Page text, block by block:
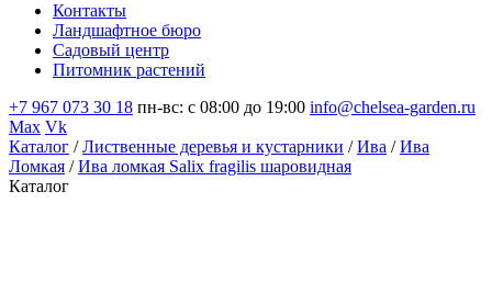
Контакты
Ландшафтное бюро
Садовый центр
Питомник растений
+7 967 073 30 18 пн-вс: с 08:00 до 19:00 info@chelsea-garden.ru
Max Vk
Каталог /Лиственные деревья и кустарники /Ива /Ива
Ломкая /Ива ломкая Salix fragilis шаровидная
Каталог